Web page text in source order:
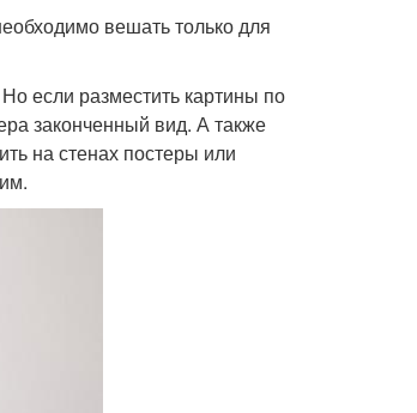
вешать только для
если разместить картины по
законченный вид. А также
на стенах постеры или